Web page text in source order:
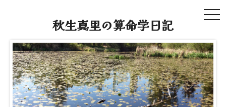
秋生真里の算命学日記